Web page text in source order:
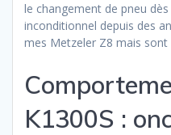
le changement de pneu
inconditionnel depuis des
mes Metzeler Z8 mais sont
K1300S :